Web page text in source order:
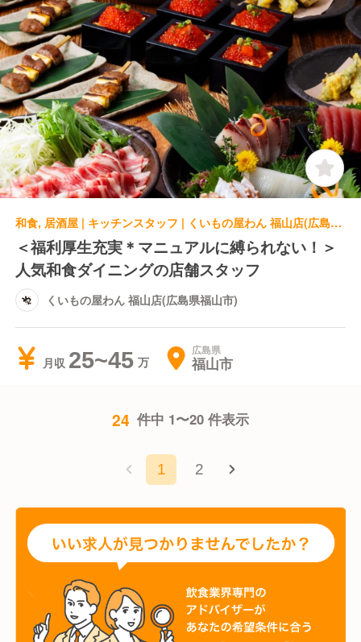
和食, 居酒屋 | キッチンスタッフ | くいもの屋わん 福山店(広島県福山市)
＜福利厚生充実＊マニュアルに縛られない！＞
人気和食ダイニングの店舗スタッフ
くいもの屋わん 福山店(広島県福山市)
月収 25~45 広島県
福山市
24 件中 1〜20 件表示
1 2